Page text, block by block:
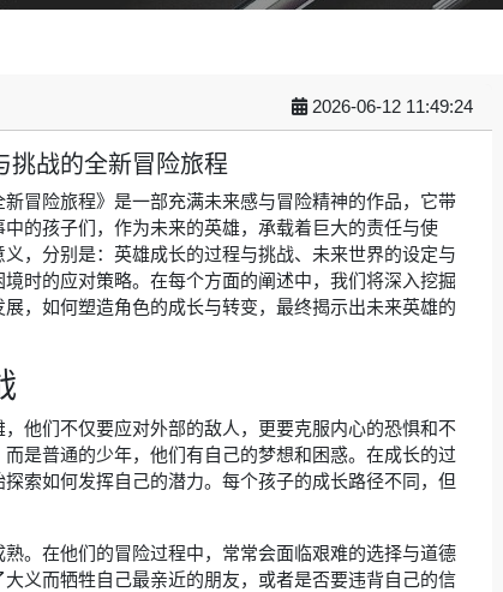
2026-06-12 11:49:24
挑战的全新冒险旅程
冒险旅程》是一部充满未来感与冒险精神的作品，它带
的孩子们，作为未来的英雄，承载着巨大的责任与使
，分别是：英雄成长的过程与挑战、未来世界的设定与
时的应对策略。在每个方面的阐述中，我们将深入挖掘
，如何塑造角色的成长与转变，最终揭示出未来英雄的
他们不仅要应对外部的敌人，更要克服内心的恐惧和不
是普通的少年，他们有自己的梦想和困惑。在成长的过
索如何发挥自己的潜力。每个孩子的成长路径不同，但
。在他们的冒险过程中，常常会面临艰难的选择与道德
义而牺牲自己最亲近的朋友，或者是否要违背自己的信